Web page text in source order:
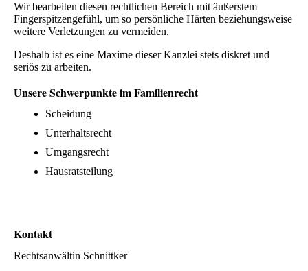
Wir bearbeiten diesen rechtlichen Bereich mit äußerstem
Fingerspitzengefühl, um so persönliche Härten beziehungsweise
weitere Verletzungen zu vermeiden.
Deshalb ist es eine Maxime dieser Kanzlei stets diskret und
seriös zu arbeiten.
Unsere Schwerpunkte im Familienrecht
Scheidung
Unterhaltsrecht
Umgangsrecht
Hausratsteilung
Kontakt
Rechtsanwältin Schnittker